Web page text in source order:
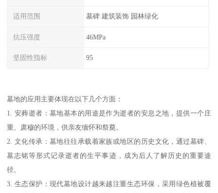
适用范围 墓碑 建筑装饰 园林绿化
抗压强度 46MPa
坚固性指标 95
墓地的应用主要体现在以下几个方面：
1. 安葬逝者：墓地基本的用途是作为逝者的安息之地，提供一个庄
重、肃穆的环境，供亲友缅怀和祭奠。
2. 文化传承：墓地往往承载着家族或地区的历史文化，通过墓碑、
墓志铭等形式记录逝者的生平事迹，成为后人了解历史的重要途
径。
3. 生态保护：现代墓地设计越来越注重生态环保，采用绿色植被覆